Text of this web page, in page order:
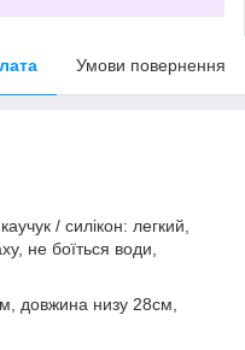
Умови повернення
/ силікон: легкий,
не боїться води,
довжина низу 28см,